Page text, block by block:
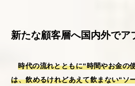
新たな顧客層へ国内外でア
時代の流れとともに“時間やお金の
は、飲めるけれどあえて飲まない“ソ